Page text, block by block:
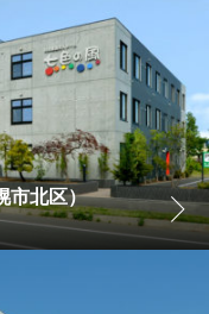
市北区）